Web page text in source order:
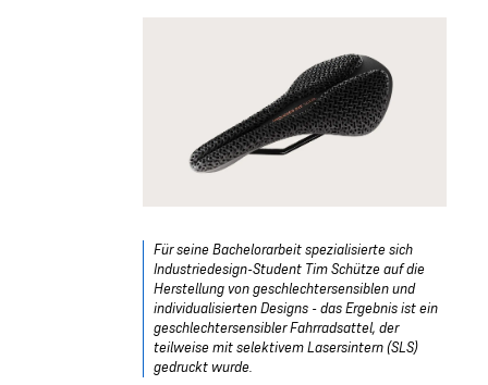
Für seine Bachelorarbeit spezialisierte sich
Industriedesign-Student Tim Schütze auf die
Herstellung von geschlechtersensiblen und
individualisierten Designs - das Ergebnis ist ein
geschlechtersensibler Fahrradsattel, der
teilweise mit selektivem Lasersintern (SLS)
gedruckt wurde.